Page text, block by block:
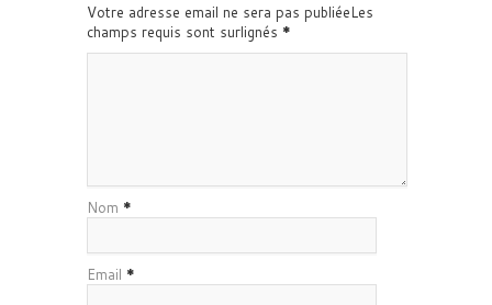
Votre adresse email ne sera pas publiéeLes
champs requis sont surlignés *
Nom *
Email *